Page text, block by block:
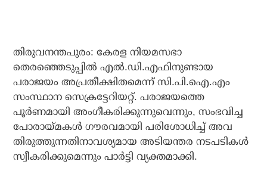
തിരുവനന്തപുരം: കേരള നിയമസഭാ
തെരഞ്ഞെടുപ്പില്‍ എല്‍.ഡി.എഫിനുണ്ടായ
പരാജയം അപ്രതീക്ഷിതമെന്ന് സി.പി.ഐ.എം
സംസ്ഥാന സെക്രട്ടേറിയറ്റ്. പരാജയത്തെ
പൂര്‍ണമായി അംഗീകരിക്കുന്നുവെന്നും, സംഭവിച്ച
പോരായ്മകള്‍ ഗൗരവമായി പരിശോധിച്ച് അവ
തിരുത്തുന്നതിനാവശ്യമായ അടിയന്തര നടപടികള്‍
സ്വീകരിക്കുമെന്നും പാര്‍ട്ടി വ്യക്തമാക്കി.